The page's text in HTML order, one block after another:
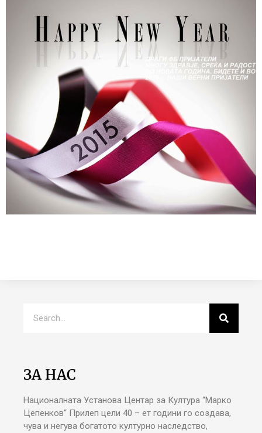
ЗА НАС
Националната Установа Центар за Култура “Марко
Цепенков“ Прилеп цели 40 – ет години го создава,
чува и негува богатото културно наследство,